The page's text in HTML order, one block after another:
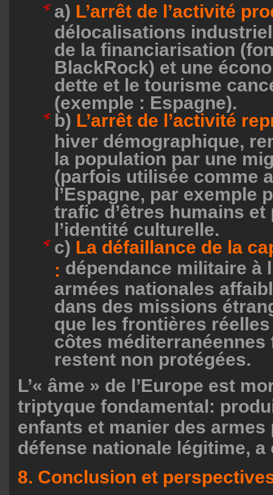
a) L’arrêt de l’activité
délocalisations
de la financiarisation
BlackRock) et une
dette et le tourisme
(exemple : Espagne).
b) L’arrêt de l’activité
hiver démographique,
la population par une
(parfois utilisée comme
l’Espagne, par exemple
trafic d’êtres humains et
l’identité culturelle.
c) La défaillance de la
: dépendance militaire à
armées nationales
dans des missions
que les frontières
côtes méditerranéennes
restent non protégées.
L’« âme » de l’Europe est
triptyque fondamental:
enfants et manier des armes
défense nationale légitime, a
8. Conclusion et